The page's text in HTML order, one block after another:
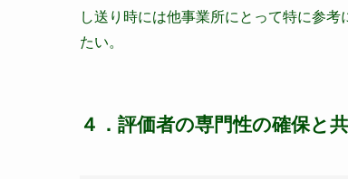
し送り時には他事業所にとって特に参
たい。
４．評価者の専門性の確保と